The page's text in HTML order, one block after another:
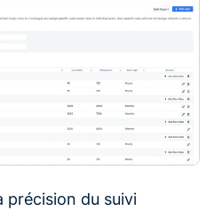
précision du suivi